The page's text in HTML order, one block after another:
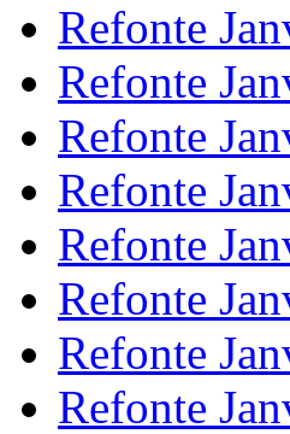
Refonte
Refonte
Refonte
Refonte
Refonte
Refonte
Refonte
Refonte